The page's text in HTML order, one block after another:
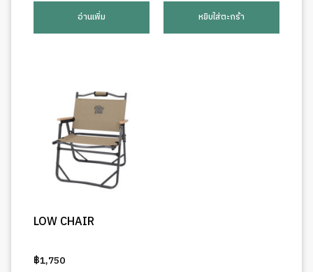
อ่านเพิ่ม
was:
฿2,300.฿2,200.
หยิบใส่ตะกร้า
LOW CHAIR
฿1,750